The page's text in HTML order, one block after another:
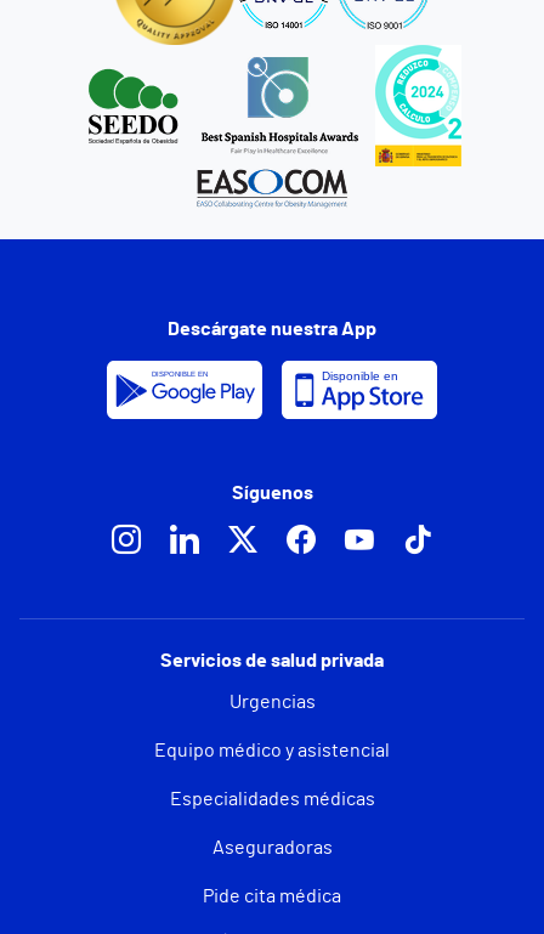
Servicios de salud privada
Urgencias
Equipo médico y asistencial
Especialidades médicas
Aseguradoras
Pide cita médica
Descárgate nuestra App
Síguenos